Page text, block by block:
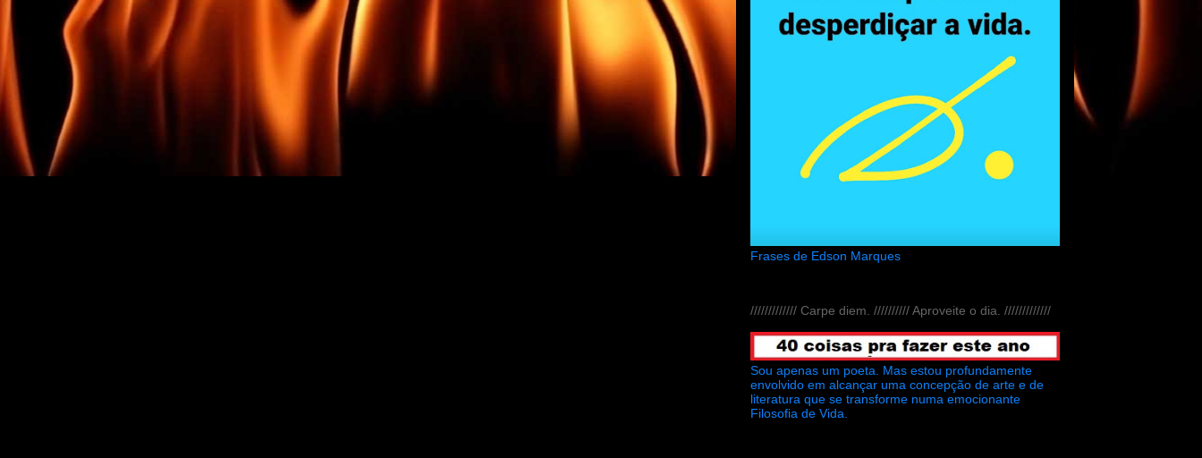
Frases de Edson Marques
///////////// Carpe diem. ////////// Aproveite o dia. /////////////
Sou apenas um poeta. Mas estou profundamente
envolvido em alcançar uma concepção de arte e de
literatura que se transforme numa emocionante
Filosofia de Vida.